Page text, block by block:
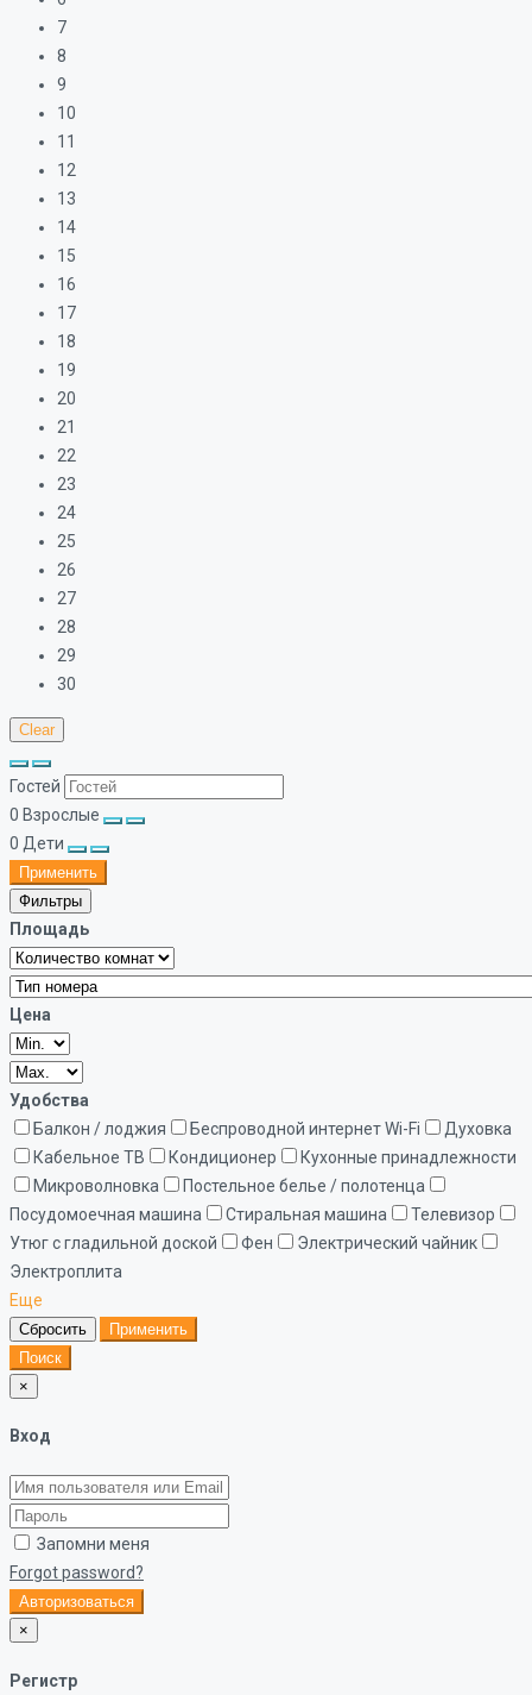
7
8
9
10
11
12
13
14
15
16
17
18
19
20
21
22
23
24
25
26
27
28
29
30
Clear
Гостей
0 Взрослые
0 Дети
Применить
Фильтры
Площадь
Цена
Удобства
Балкон / лоджия
Беспроводной интернет Wi-Fi
Духовка
Кабельное ТВ
Кондиционер
Кухонные принадлежности
Микроволновка
Постельное белье / полотенца
Посудомоечная машина
Стиральная машина
Телевизор
Утюг с гладильной доской
Фен
Электрический чайник
Электроплита
Еще
Сбросить
Применить
Поиск
×
Вход
Запомни меня
Forgot password?
Авторизоваться
×
Регистр